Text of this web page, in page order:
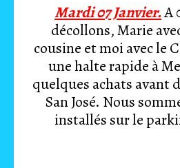
Mardi 07 Janvier.A
décollons, Marie
cousine et moi avec le
une halte rapide à
quelques achats avant
San José. Nous
installés sur le